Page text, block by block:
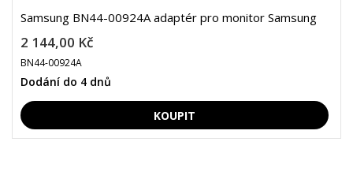
Samsung BN44-00924A adaptér pro monitor Samsung
2 144,00 Kč
BN44-00924A
Dodání do 4 dnů